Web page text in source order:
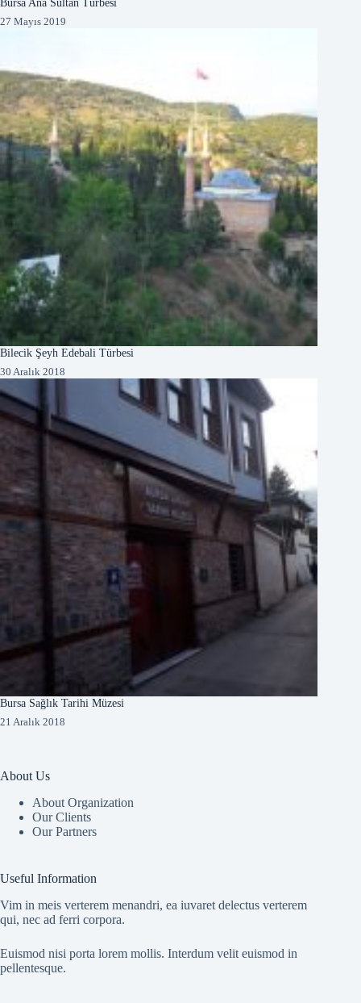
27 Mayıs 2019
Bilecik Şeyh Edebali Türbesi
30 Aralık 2018
Bursa Sağlık Tarihi Müzesi
21 Aralık 2018
About Us
About Organization
Our Clients
Our Partners
Useful Information
Vim in meis verterem menandri, ea iuvaret delectus verterem
qui, nec ad ferri corpora.
Euismod nisi porta lorem mollis. Interdum velit euismod in
pellentesque.